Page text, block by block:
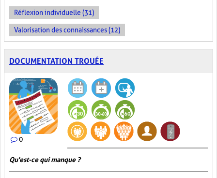
Réflexion individuelle (31)
Valorisation des connaissances (12)
DOCUMENTATION TROUÉE
0
Qu'est-ce qui manque ?